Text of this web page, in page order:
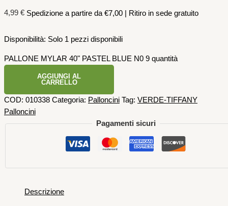
4,99 € Spedizione a partire da €7,00 | Ritiro in sede gratuito
Disponibilità: Solo 1 pezzi disponibili
PALLONE MYLAR 40" PASTEL BLUE N0 9 quantità
AGGIUNGI AL
CARRELLO
COD: 010338 Categoria: Palloncini Tag: VERDE-TIFFANY
Palloncini
Pagamenti sicuri
Descrizione